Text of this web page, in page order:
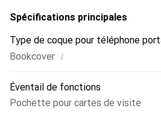
Spécifications principales
Type de coque pour téléphone
Bookcover i
Éventail de fonctions
Pochette pour cartes de visite